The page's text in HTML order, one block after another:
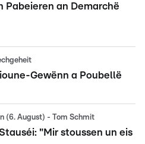
Pabeieren an Demarchë
Gewënn a Poubellë
(6. August) - Tom Schmit
"Mir stoussen un eis